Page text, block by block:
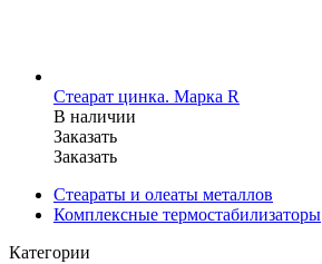
Стеарат цинка. Марка R
В наличии
Заказать
Заказать
Стеараты и олеаты металлов
Комплексные термостабилизаторы
Категории